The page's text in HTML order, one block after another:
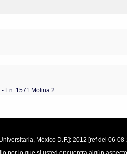
- En: 1571 Molina 2
México D.F.]: 2012 [ref del 06-